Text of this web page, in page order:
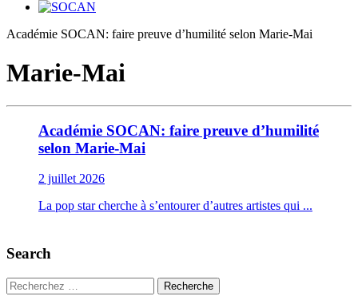
Académie SOCAN: faire preuve d’humilité selon Marie-Mai
Marie-Mai
Académie SOCAN: faire preuve d’humilité
selon Marie-Mai
2 juillet 2026
La pop star cherche à s’entourer d’autres artistes qui ...
Search
Recherche